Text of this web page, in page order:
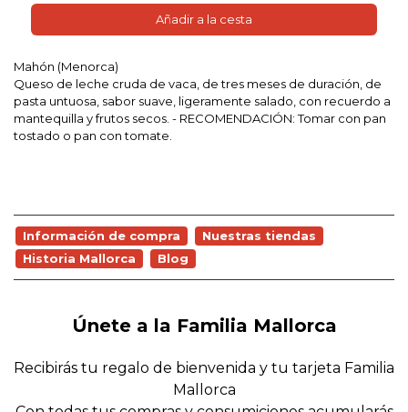
Añadir a la cesta
Mahón (Menorca)
Queso de leche cruda de vaca, de tres meses de duración, de
pasta untuosa, sabor suave, ligeramente salado, con recuerdo a
mantequilla y frutos secos. - RECOMENDACIÓN: Tomar con pan
tostado o pan con tomate.
Información de compra
Nuestras tiendas
Historia Mallorca
Blog
Únete a la Familia Mallorca
Recibirás tu regalo de bienvenida y tu tarjeta Familia
Mallorca